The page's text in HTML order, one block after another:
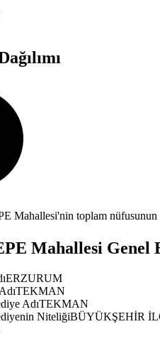
Mahallesi'nin toplam nüfusunun
Mahallesi Genel
ERZURUM
TEKMAN
AdıTEKMAN
NiteliğiBÜYÜKŞEHİR